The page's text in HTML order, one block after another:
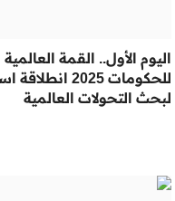
اليوم الأول.. القمة العالمية
للحكومات 2025
لبحث التحولات العالمية